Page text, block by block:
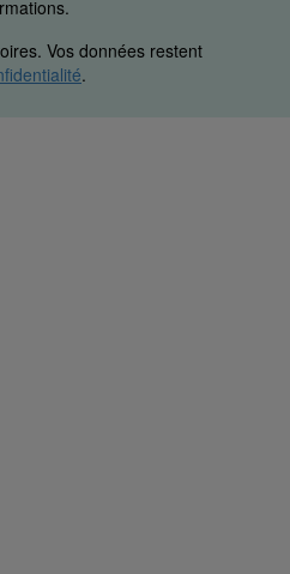
Vos données restent
.